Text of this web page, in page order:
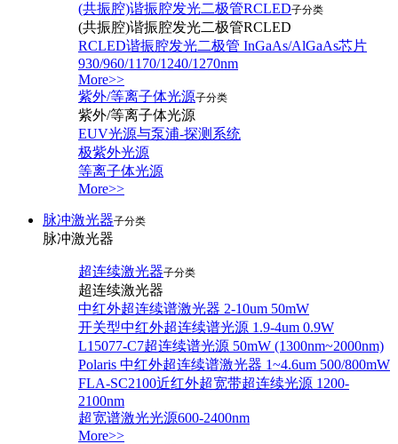
(共振腔)谐振腔发光二极管RCLED子分类
(共振腔)谐振腔发光二极管RCLED
RCLED谐振腔发光二极管 InGaAs/AlGaAs芯片
930/960/1170/1240/1270nm
More>>
紫外/等离子体光源子分类
紫外/等离子体光源
EUV光源与泵浦-探测系统
极紫外光源
等离子体光源
More>>
脉冲激光器子分类
脉冲激光器
超连续激光器子分类
超连续激光器
中红外超连续谱激光器 2-10um 50mW
开关型中红外超连续谱光源 1.9-4um 0.9W
L15077-C7超连续谱光源 50mW (1300nm~2000nm)
Polaris 中红外超连续谱激光器 1~4.6um 500/800mW
FLA-SC2100近红外超宽带超连续光源 1200-
2100nm
超宽谱激光光源600-2400nm
More>>